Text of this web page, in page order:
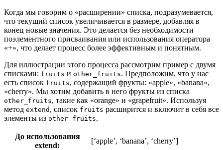
Когда мы говорим о «расширении» списка, подразумевается,
что текущий список увеличивается в размере, добавляя в
конец новые значения. Это делается без необходимости
поэлементного присваивания или использования оператора
«+», что делает процесс более эффективным и понятным.
Для иллюстрации этого процесса рассмотрим пример с двумя
списками: fruits и other_fruits. Предположим, что у нас
есть список fruits, содержащий фрукты: «apple», «banana»,
«cherry». Мы хотим добавить в него фрукты из списка
other_fruits, такие как «orange» и «grapefruit». Используя
метод extend , список fruits расширится и включит в себя все
элементы из other_fruits.
До использования
extend:
[‘apple’, ‘banana’, ‘cherry’]